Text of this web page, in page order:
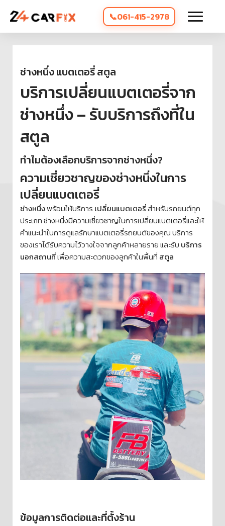
061-415-2978
ช่างหนึ่ง แบตเตอรี่ สตูล
บริการเปลี่ยนแบตเตอรี่จาก
ช่างหนึ่ง – รับบริการถึงที่ใน
สตูล
ทำไมต้องเลือกบริการจากช่างหนึ่ง?
ความเชี่ยวชาญของช่างหนึ่งในการ
เปลี่ยนแบตเตอรี่
ช่างหนึ่งพร้อมให้บริการ เปลี่ยนแบตเตอรี่สำหรับรถยนต์ทุก
ประเภท ช่างหนึ่งมีความเชี่ยวชาญในการเปลี่ยนแบตเตอรี่และให้
คำแนะนำในการดูแลรักษาแบตเตอรี่รถยนต์ของคุณ บริการ
ของเราได้รับความไว้วางใจจากลูกค้าหลายราย และรับ บริการ
นอกสถานที่เพื่อความสะดวกของลูกค้าในพื้นที่ สตูล
ข้อมูลการติดต่อและที่ตั้งร้าน